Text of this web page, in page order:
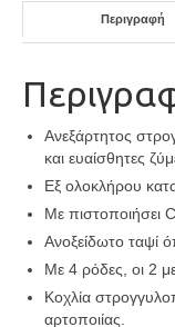
Περιγραφή
Ανεξάρτητος
και ευαίσθητες
Εξ ολοκλήρου
Με πιστοποιήσει
Ανοξείδωτο ταψί
Με 4 ρόδες, οι 2
Κοχλία
αρτοποιίας.